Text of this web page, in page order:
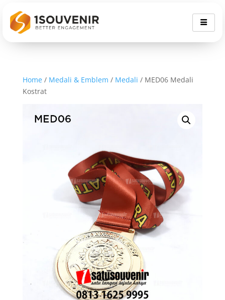
Home/ Medali & Emblem / Medali / MED06 Medali
Kostrat